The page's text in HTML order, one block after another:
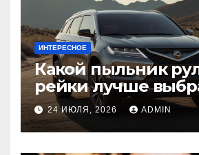
ИНТЕРЕСНОЕ
Какой пыльник
рейки лучше
оригинальный
резина или
24 ИЮЛЯ, 2026 ADMIN